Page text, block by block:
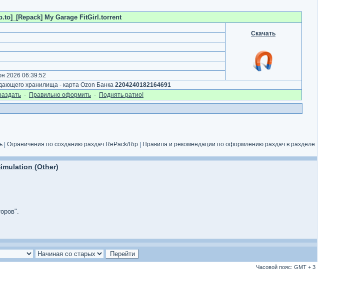
My Garage FitGirl.torrent
Скачать
2026 06:39:52
хранилища - карта Ozon Банка 2204240182164691
· Правильно оформить · Поднять ратио!
| Ограничения по созданию раздач RePack/Rip|
Правила и рекомендации по оформлению раздач в разделе
(Other)
Часовой пояс: GMT + 3